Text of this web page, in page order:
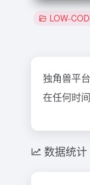
LOW-
独角兽平
在任何时
数据统计